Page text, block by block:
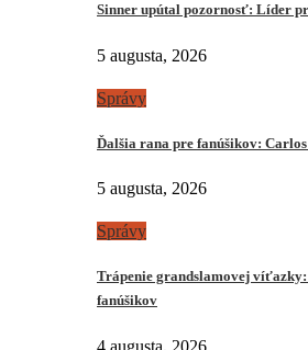
Sinner upútal pozornosť: Líder
5 augusta, 2026
Správy
Ďalšia rana pre fanúšikov:
5 augusta, 2026
Správy
Trápenie grandslamovej
fanúšikov
4 augusta, 2026